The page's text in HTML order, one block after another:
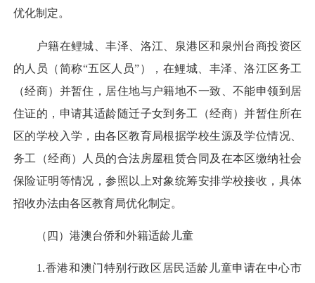
优化制定。
户籍在鲤城、丰泽、洛江、泉港区和泉州台商投资区
的人员（简称“五区人员”），在鲤城、丰泽、洛江区务工
（经商）并暂住，居住地与户籍地不一致、不能申领到居
住证的，申请其适龄随迁子女到务工（经商）并暂住所在
区的学校入学，由各区教育局根据学校生源及学位情况、
务工（经商）人员的合法房屋租赁合同及在本区缴纳社会
保险证明等情况，参照以上对象统筹安排学校接收，具体
招收办法由各区教育局优化制定。
（四）港澳台侨和外籍适龄儿童
1.香港和澳门特别行政区居民适龄儿童申请在中心市